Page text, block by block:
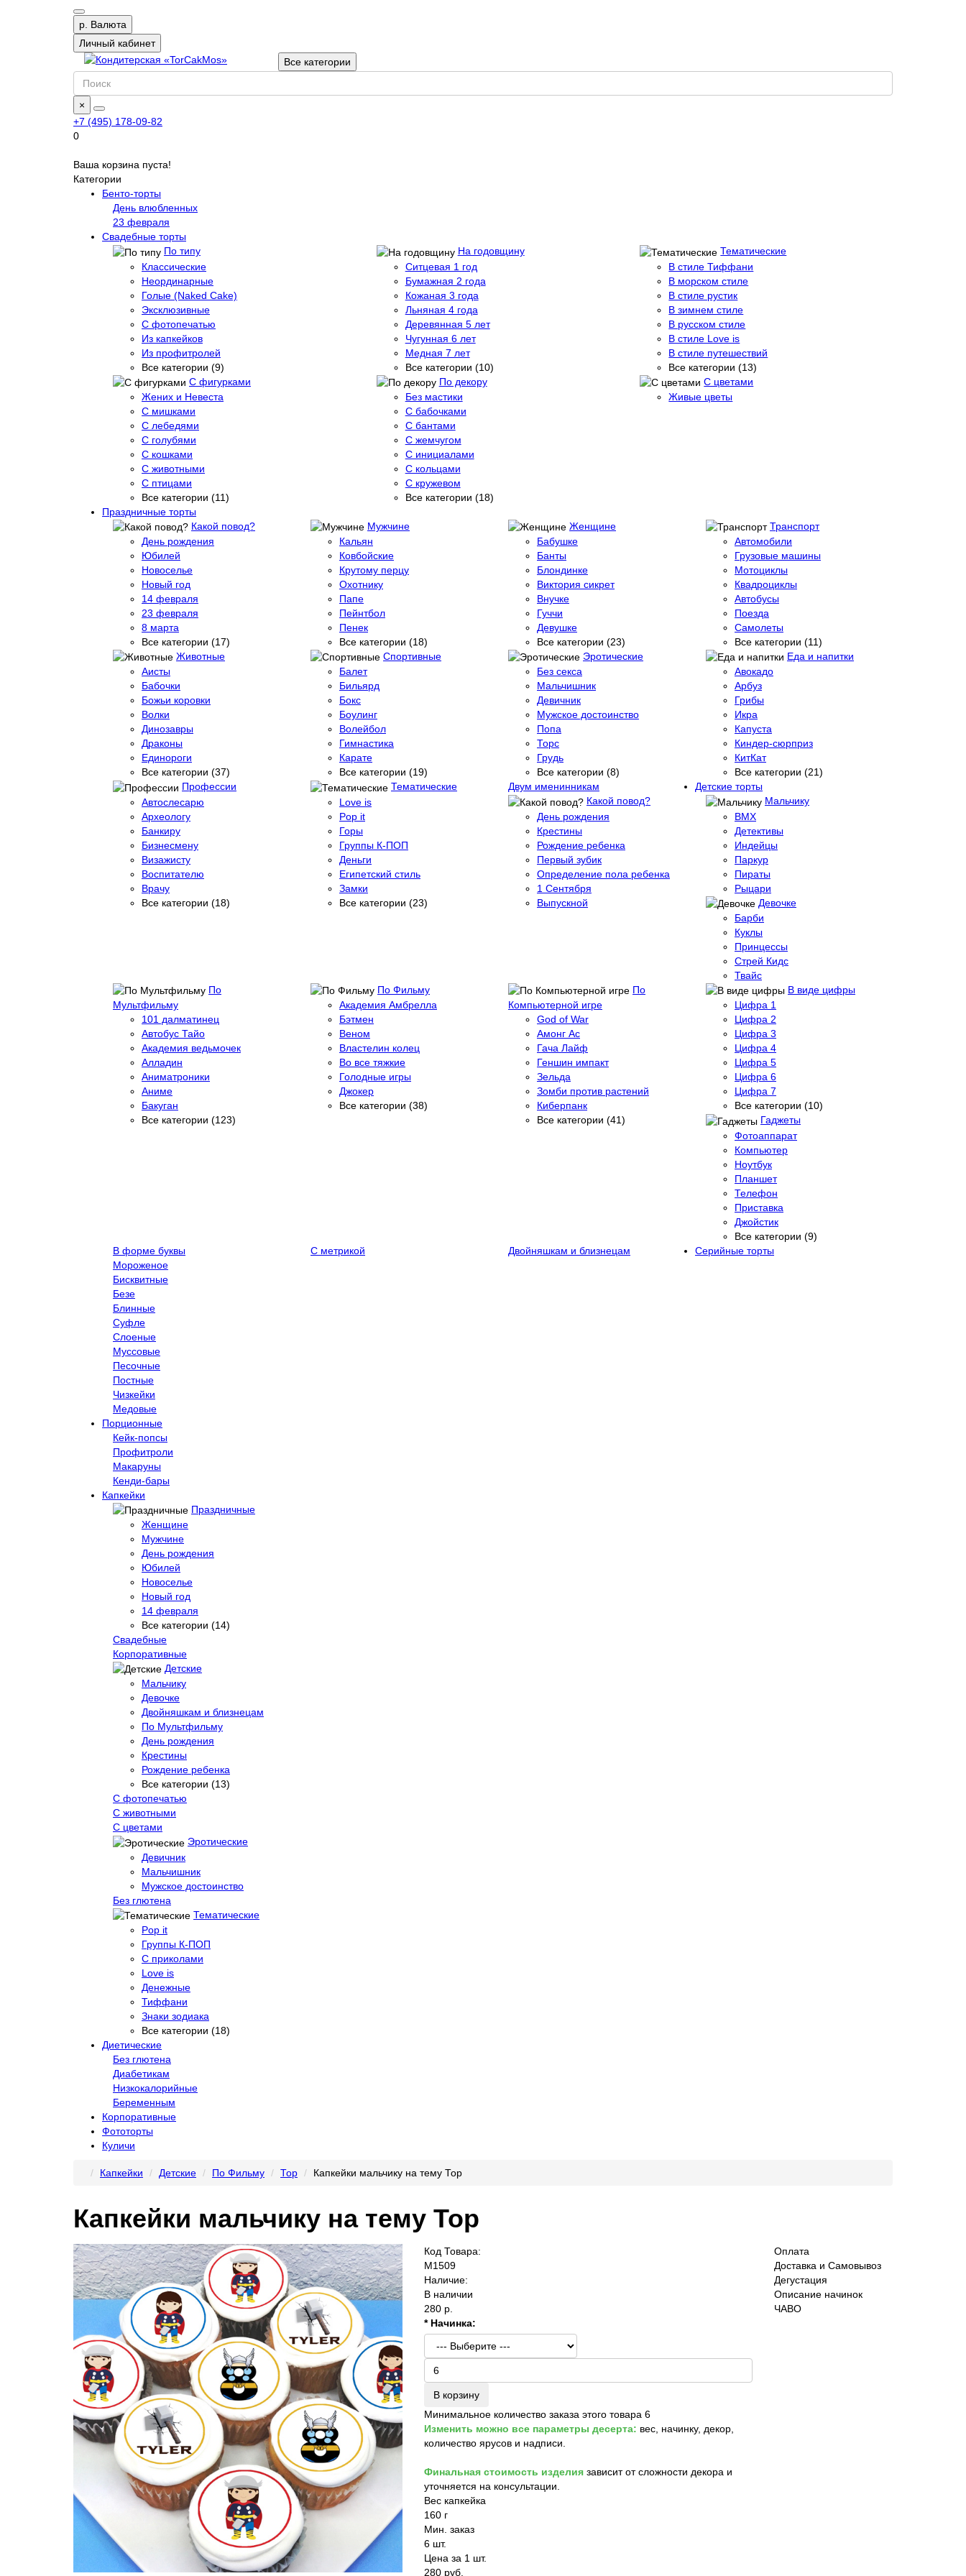
р. Валюта
Личный кабинет
Все категории
×
+7 (495) 178-09-82
0
Ваша корзина пуста!
Категории
Бенто-торты
День влюбленных
23 февраля
Свадебные торты
По типу
Классические
Неординарные
Голые (Naked Cake)
Эксклюзивные
С фотопечатью
Из капкейков
Из профитролей
Все категории (9)
На годовщину
Ситцевая 1 год
Бумажная 2 года
Кожаная 3 года
Льняная 4 года
Деревянная 5 лет
Чугунная 6 лет
Медная 7 лет
Все категории (10)
Тематические
В стиле Тиффани
В морском стиле
В стиле рустик
В зимнем стиле
В русском стиле
В стиле Love is
В стиле путешествий
Все категории (13)
С фигурками
Жених и Невеста
С мишками
С лебедями
С голубями
С кошками
С животными
С птицами
Все категории (11)
По декору
Без мастики
С бабочками
С бантами
С жемчугом
С инициалами
С кольцами
С кружевом
Все категории (18)
С цветами
Живые цветы
Праздничные торты
Какой повод?
День рождения
Юбилей
Новоселье
Новый год
14 февраля
23 февраля
8 марта
Все категории (17)
Мужчине
Кальян
Ковбойские
Крутому перцу
Охотнику
Папе
Пейнтбол
Пенек
Все категории (18)
Женщине
Бабушке
Банты
Блондинке
Виктория сикрет
Внучке
Гуччи
Девушке
Все категории (23)
Транспорт
Автомобили
Грузовые машины
Мотоциклы
Квадроциклы
Автобусы
Поезда
Самолеты
Все категории (11)
Животные
Аисты
Бабочки
Божьи коровки
Волки
Динозавры
Драконы
Единороги
Все категории (37)
Спортивные
Балет
Бильярд
Бокс
Боулинг
Волейбол
Гимнастика
Карате
Все категории (19)
Эротические
Без секса
Мальчишник
Девичник
Мужское достоинство
Попа
Торс
Грудь
Все категории (8)
Еда и напитки
Авокадо
Арбуз
Грибы
Икра
Капуста
Киндер-сюрприз
КитКат
Все категории (21)
Профессии
Автослесарю
Археологу
Банкиру
Бизнесмену
Визажисту
Воспитателю
Врачу
Все категории (18)
Тематические
Love is
Pop it
Горы
Группы К-ПОП
Деньги
Египетский стиль
Замки
Все категории (23)
Двум именинникам
Детские торты
Какой повод?
День рождения
Крестины
Рождение ребенка
Первый зубик
Определение пола ребенка
1 Сентября
Выпускной
Мальчику
BMX
Детективы
Индейцы
Паркур
Пираты
Рыцари
Девочке
Барби
Куклы
Принцессы
Стрей Кидс
Твайс
По
Мультфильму
101 далматинец
Автобус Тайо
Академия ведьмочек
Алладин
Аниматроники
Аниме
Бакуган
Все категории (123)
По Фильму
Академия Амбрелла
Бэтмен
Веном
Властелин колец
Во все тяжкие
Голодные игры
Джокер
Все категории (38)
По
Компьютерной игре
God of War
Амонг Ас
Гача Лайф
Геншин импакт
Зельда
Зомби против растений
Киберпанк
Все категории (41)
В виде цифры
Цифра 1
Цифра 2
Цифра 3
Цифра 4
Цифра 5
Цифра 6
Цифра 7
Все категории (10)
Гаджеты
Фотоаппарат
Компьютер
Ноутбук
Планшет
Телефон
Приставка
Джойстик
Все категории (9)
В форме буквы
С метрикой Двойняшкам и близнецам
Серийные торты
Мороженое
Бисквитные
Безе
Блинные
Суфле
Слоеные
Муссовые
Песочные
Постные
Чизкейки
Медовые
Порционные
Кейк-попсы
Профитроли
Макаруны
Кенди-бары
Капкейки
Праздничные
Женщине
Мужчине
День рождения
Юбилей
Новоселье
Новый год
14 февраля
Все категории (14)
Свадебные
Корпоративные
Детские
Мальчику
Девочке
Двойняшкам и близнецам
По Мультфильму
День рождения
Крестины
Рождение ребенка
Все категории (13)
С фотопечатью
C животными
С цветами
Эротические
Девичник
Мальчишник
Мужское достоинство
Без глютена
Тематические
Pop it
Группы К-ПОП
С приколами
Love is
Денежные
Тиффани
Знаки зодиака
Все категории (18)
Диетические
Без глютена
Диабетикам
Низкокалорийные
Беременным
Корпоративные
Фототорты
Куличи
Капкейки Детские По Фильму Тор Капкейки мальчику на тему Тор
Капкейки мальчику на тему Тор
Код Товара:
M1509
Наличие:
В наличии
280 р.
* Начинка:
В корзину
Минимальное количество заказа этого товара 6
Изменить можно все параметры десерта: вес, начинку, декор,
количество ярусов и надписи.
Финальная стоимость изделиязависит от сложности декора и
уточняется на консультации.
Вес капкейка
160 г
Мин. заказ
6 шт.
Цена за 1 шт.
280 руб.
Оплата
Доставка и Самовывоз
Дегустация
Описание начинок
ЧАВО